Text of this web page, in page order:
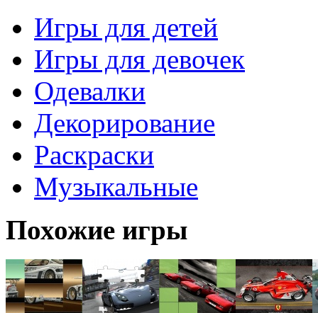
Игры для детей
Игры для девочек
Одевалки
Декорирование
Раскраски
Музыкальные
Похожие игры